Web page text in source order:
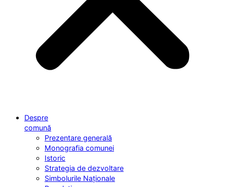
Despre
comună
Prezentare generală
Monografia comunei
Istoric
Strategia de dezvoltare
Simbolurile Naționale